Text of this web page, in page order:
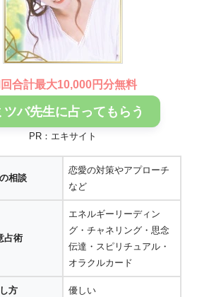
合計最大10,000円分無料
ツバ先生に占ってもらう
PR：エキサイト
相談
恋愛の対策やアプローチ
など
占術
エネルギーリーディン
グ・チャネリング・思念
伝達・スピリチュアル・
オラクルカード
方 優しい